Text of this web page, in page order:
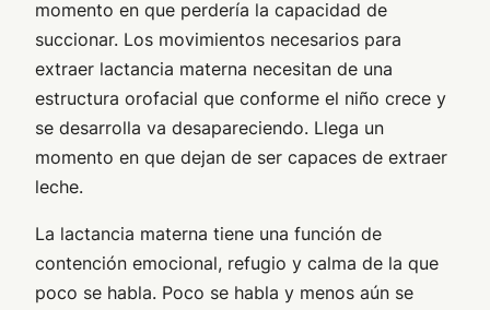
momento en que perdería la capacidad de
succionar. Los movimientos necesarios para
extraer lactancia materna necesitan de una
estructura orofacial que conforme el niño crece y
se desarrolla va desapareciendo. Llega un
momento en que dejan de ser capaces de extraer
leche.
La lactancia materna tiene una función de
contención emocional, refugio y calma de la que
poco se habla. Poco se habla y menos aún se